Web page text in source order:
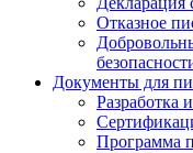
Отказное
Документы для
Программа